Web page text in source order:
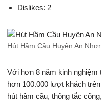
Dislikes: 2
Hút Hầm Cầu Huyện An
Với hơn 8 năm kinh nghiệm
hơn 100.000 lượt khách
hút hầm cầu, thông tắc